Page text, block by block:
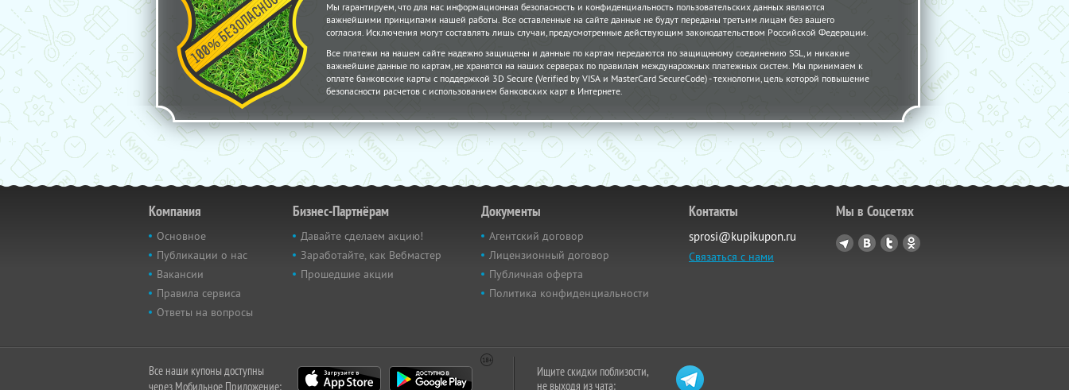
Мы гарантируем, что для нас информационная безопасность и конфиденциальность пользовательских данных являются
важнейшими принципами нашей работы. Все оставленные на сайте данные не будут переданы третьим лицам без вашего
согласия. Исключения могут составлять лишь случаи, предусмотренные действующим законодательством Российской Федерации.
Все платежи на нашем сайте надежно защищены и данные по картам передаются по защищнному соединению SSL, и никакие
важнейшие данные по картам, не хранятся на наших серверах по правилам междунарожных платежных систем. Мы принимаем к
оплате банковские карты с поддержкой 3D Secure (Verified by VISA и MasterCard SecureCode) - технологии, цель которой повышение
безопасности расчетов с использованием банковских карт в Интернете.
Компания
Основное
Публикации о нас
Вакансии
Правила сервиса
Ответы на вопросы
Бизнес-Партнёрам
Давайте сделаем акцию!
Заработайте, как Вебмастер
Прошедшие акции
Документы
Агентский договор
Лицензионный договор
Публичная оферта
Политика конфиденциальности
Контакты
sprosi@kupikupon.ru
Связаться с нами
Мы в Соцсетях
Все наши купоны доступны
через Мобильное Приложение:
Ищите скидки поблизости,
не выходя из чата: